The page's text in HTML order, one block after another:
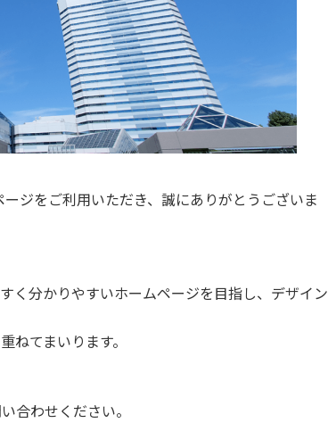
ジをご利用いただき、誠にありがとうございま
く分かりやすいホームページを目指し、デザイン
ねてまいります。
合わせください。